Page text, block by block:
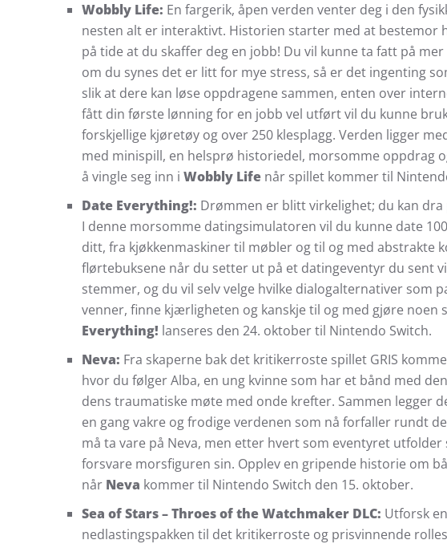
Wobbly Life: En fargerik, åpen verden venter deg i den
nesten alt er interaktivt. Historien starter med at bestemor
på tide at du skaffer deg en jobb! Du vil kunne ta fatt på
om du synes det er litt for mye stress, så er det ingenting
slik at dere kan løse oppdragene sammen, enten over
fått din første lønning for en jobb vel utført vil du kunne
forskjellige kjøretøy og over 250 klesplagg. Verden ligger
med minispill, en helsprø historiedel, morsomme oppdrag
å vingle seg inn i Wobbly Life når spillet kommer til
Date Everything!: Drømmen er blitt virkelighet; du kan
I denne morsomme datingsimulatoren vil du kunne date
ditt, fra kjøkkenmaskiner til møbler og til og med abstrakte
flørtebuksene når du setter ut på et datingeventyr du sent
stemmer, og du vil selv velge hvilke dialogalternativer som
venner, finne kjærligheten og kanskje til og med gjøre noen
Everything! lanseres den 24. oktober til Nintendo Switch.
Neva: Fra skaperne bak det kritikerroste spillet GRIS
hvor du følger Alba, en ung kvinne som har et bånd med
dens traumatiske møte med onde krefter. Sammen legger
en gang vakre og frodige verdenen som nå forfaller rundt
må ta vare på Neva, men etter hvert som eventyret
forsvare morsfiguren sin. Opplev en gripende historie om
når Neva kommer til Nintendo Switch den 15. oktober.
Sea of Stars – Throes of the Watchmaker DLC: Utforsk
nedlastingspakken til det kritikerroste og prisvinnende